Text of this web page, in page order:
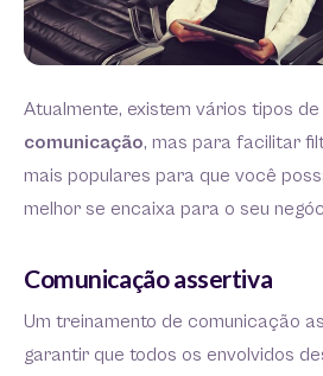
Atualmente, existem vários tipos de
comunicação, mas para facilitar
mais populares para que você
melhor se encaixa para o seu
Comunicação assertiva
Um treinamento de comunicação
garantir que todos os envolvidos